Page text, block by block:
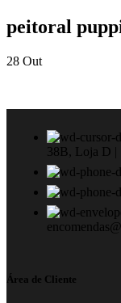
peitoral
28 Out
38B, Loja D |
Área de Cliente